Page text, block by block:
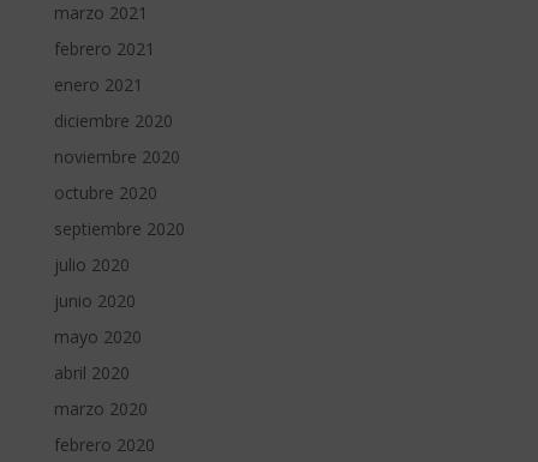
marzo 2021
febrero 2021
enero 2021
diciembre 2020
noviembre 2020
octubre 2020
septiembre 2020
julio 2020
junio 2020
mayo 2020
abril 2020
marzo 2020
febrero 2020